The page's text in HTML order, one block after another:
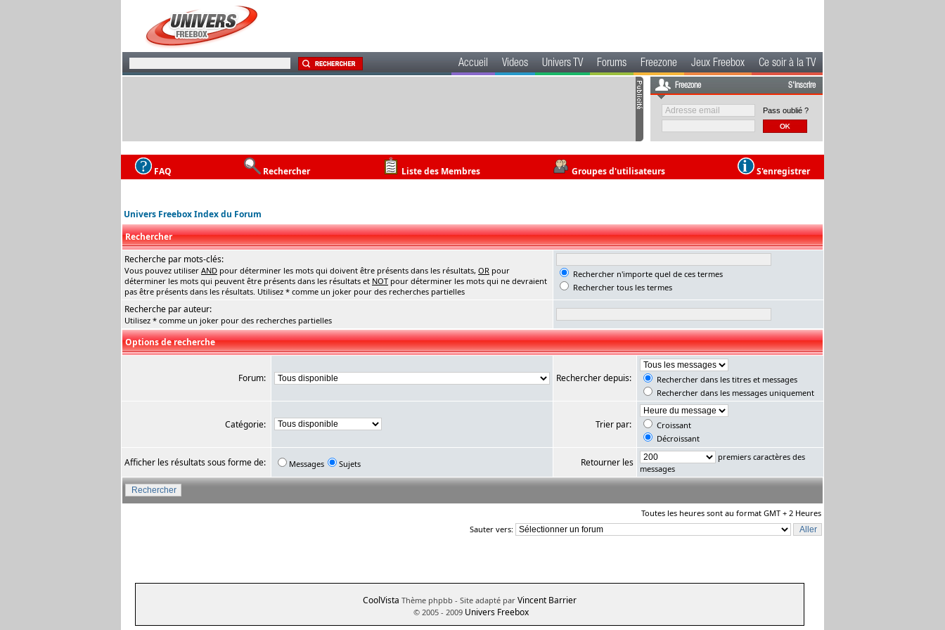
Accueil Videos Univers TV Forums Freezone Jeux Freebox Ce soir à la TV
Freezone S'inscrire
Pass oublié ?
FAQ Rechercher Liste des Membres Groupes d'utilisateurs S'enregistrer
Univers Freebox Index du Forum
Rechercher
Recherche par mots-clés:
Vous pouvez utiliser AND pour déterminer les mots qui doivent être présents dans les résultats, OR pour
déterminer les mots qui peuvent être présents dans les résultats et NOT pour déterminer les mots qui ne devraient
pas être présents dans les résultats. Utilisez * comme un joker pour des recherches partielles
Rechercher n'importe quel de ces termes
Rechercher tous les termes
Recherche par auteur:
Utilisez * comme un joker pour des recherches partielles
Options de recherche
Forum: Rechercher depuis:
Rechercher dans les titres et messages
Rechercher dans les messages uniquement
Catégorie: Trier par:
Croissant
Décroissant
Afficher les résultats sous forme de: Messages Sujets Retourner les
premiers caractères des
messages
Toutes les heures sont au format GMT + 2 Heures
Sauter vers:
CoolVista Thème phpbb - Site adapté par Vincent Barrier
© 2005 - 2009 Univers Freebox